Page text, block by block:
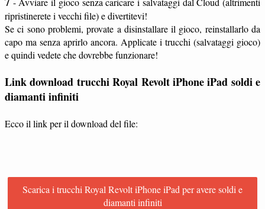
ripristinerete i vecchi file) e divertitevi!
Se ci sono problemi, provate a disinstallare il gioco, reinstallarlo da
capo ma senza aprirlo ancora. Applicate i trucchi (salvataggi gioco)
e quindi vedete che dovrebbe funzionare!
Link download trucchi Royal Revolt iPhone iPad soldi e
diamanti infiniti
Ecco il link per il download del file:
Scarica i trucchi Royal Revolt iPhone iPad per avere soldi e
diamanti infiniti